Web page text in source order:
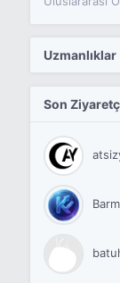
Uzmanlıklar
Son